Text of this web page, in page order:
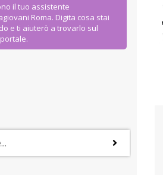
il tuo assistente
Roma. Digita cosa stai
e ti aiuterò a trovarlo sul
dello Studente